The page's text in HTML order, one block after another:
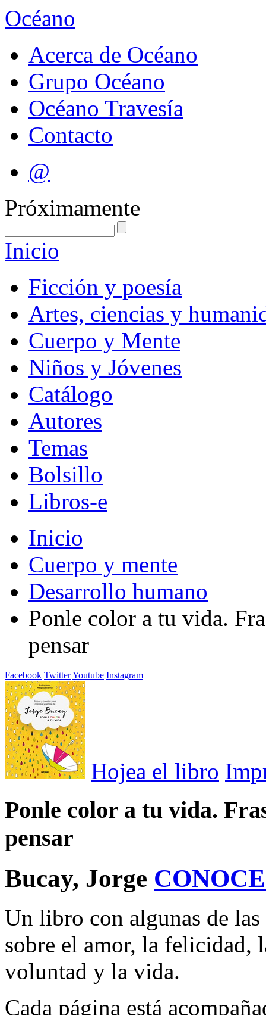
Océano
Acerca de Océano
Grupo Océano
Océano Travesía
Contacto
@
Próximamente
Inicio
Ficción y poesía
Artes, ciencias y
Cuerpo y Mente
Niños y Jóvenes
Catálogo
Autores
Temas
Bolsillo
Libros-e
Inicio
Cuerpo y mente
Desarrollo humano
Ponle color a tu vida.
pensar
Facebook TwitterYoutube Instagram
Hojea el libro
Ponle color a tu vida.
pensar
Bucay, Jorge
Un libro con algunas de las
sobre el amor, la felicidad,
voluntad y la vida.
Cada página está